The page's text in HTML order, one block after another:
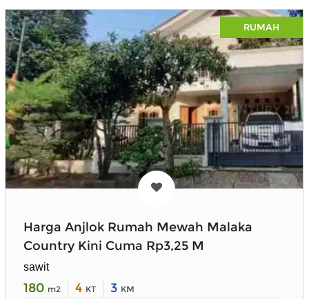
RUMAH
Harga Anjlok Rumah Mewah Malaka
Country Kini Cuma Rp3,25 M
sawit
180 m2 4 KT 3 KM